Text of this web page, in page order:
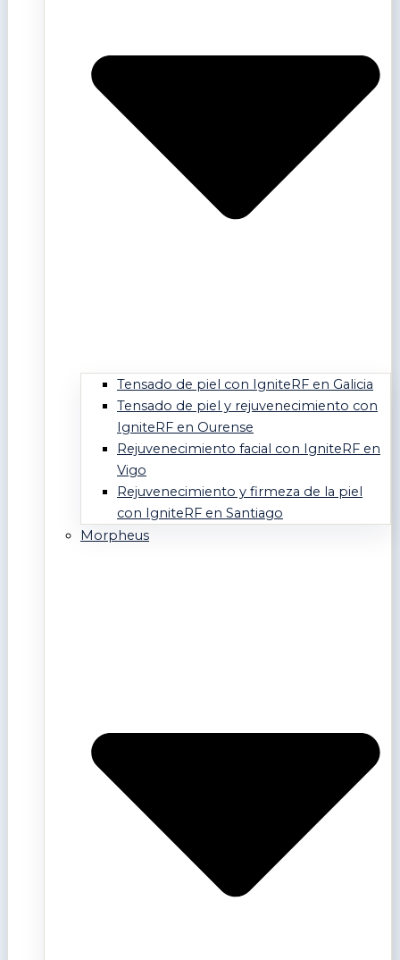
Tensado de piel con IgniteRF en Galicia
Tensado de piel y rejuvenecimiento con
IgniteRF en Ourense
Rejuvenecimiento facial con IgniteRF en
Vigo
Rejuvenecimiento y firmeza de la piel
con IgniteRF en Santiago
Morpheus